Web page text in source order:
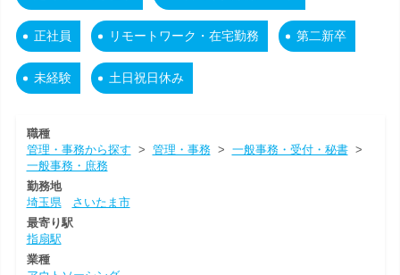
正社員 リモートワーク・在宅勤務 第二新卒
未経験 土日祝日休み
職種
管理・事務から探す > 管理・事務> 一般事務・受付・秘書>
一般事務・庶務
勤務地
埼玉県
さいたま市
最寄り駅
指扇駅
業種